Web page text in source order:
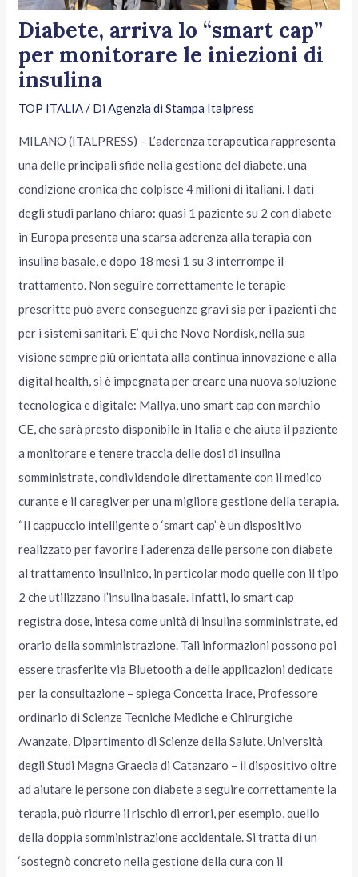
Diabete, arriva lo “smart cap”
per monitorare le iniezioni di
insulina
TOP ITALIA/ DiAgenzia di Stampa Italpress
MILANO (ITALPRESS) – L’aderenza terapeutica rappresenta
una delle principali sfide nella gestione del diabete, una
condizione cronica che colpisce 4 milioni di italiani. I dati
degli studi parlano chiaro: quasi 1 paziente su 2 con diabete
in Europa presenta una scarsa aderenza alla terapia con
insulina basale, e dopo 18 mesi 1 su 3 interrompe il
trattamento. Non seguire correttamente le terapie
prescritte può avere conseguenze gravi sia per i pazienti che
per i sistemi sanitari. E’ qui che Novo Nordisk, nella sua
visione sempre più orientata alla continua innovazione e alla
digital health, si è impegnata per creare una nuova soluzione
tecnologica e digitale: Mallya, uno smart cap con marchio
CE, che sarà presto disponibile in Italia e che aiuta il paziente
a monitorare e tenere traccia delle dosi di insulina
somministrate, condividendole direttamente con il medico
curante e il caregiver per una migliore gestione della terapia.
“Il cappuccio intelligente o ‘smart cap’ è un dispositivo
realizzato per favorire l’aderenza delle persone con diabete
al trattamento insulinico, in particolar modo quelle con il tipo
2 che utilizzano l’insulina basale. Infatti, lo smart cap
registra dose, intesa come unità di insulina somministrate, ed
orario della somministrazione. Tali informazioni possono poi
essere trasferite via Bluetooth a delle applicazioni dedicate
per la consultazione – spiega Concetta Irace, Professore
ordinario di Scienze Tecniche Mediche e Chirurgiche
Avanzate, Dipartimento di Scienze della Salute, Università
degli Studi Magna Graecia di Catanzaro – il dispositivo oltre
ad aiutare le persone con diabete a seguire correttamente la
terapia, può ridurre il rischio di errori, per esempio, quello
della doppia somministrazione accidentale. Si tratta di un
‘sostegnò concreto nella gestione della cura con il